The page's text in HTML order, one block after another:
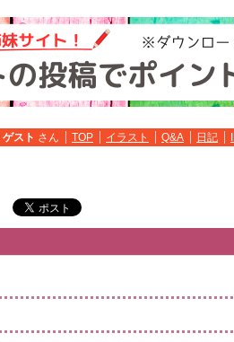
ゲスト さん TOP イラスト Q&A 日記